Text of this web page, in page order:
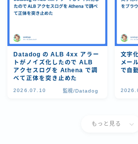
Datadog の ALB 4xx アラー
トがノイズ化したので ALB
アクセスログを Athena で調
べて正体を突き止めた
2026.07.10 監視/Datadog
文字
メー
で自
もっと見る